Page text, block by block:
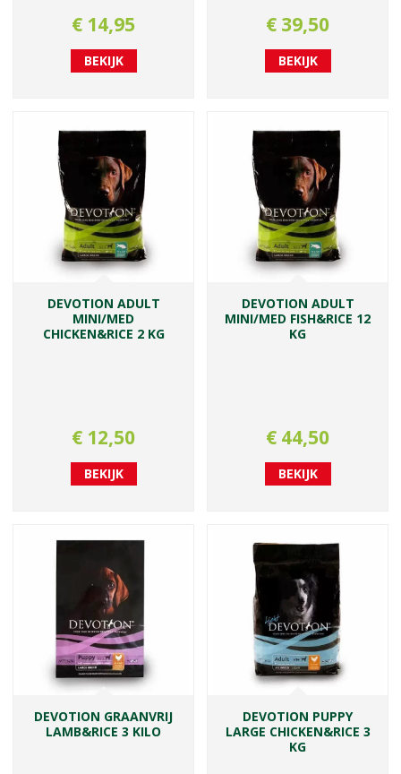
€ 14,95
BEKIJK
€ 39,50
BEKIJK
DEVOTION ADULT
MINI/MED
CHICKEN&RICE 2 KG
€ 12,50
BEKIJK
DEVOTION ADULT
MINI/MED FISH&RICE 12
KG
€ 44,50
BEKIJK
DEVOTION GRAANVRIJ
LAMB&RICE 3 KILO
DEVOTION PUPPY
LARGE CHICKEN&RICE 3
KG